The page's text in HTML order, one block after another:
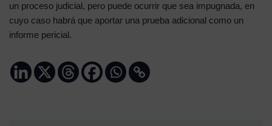
un proceso judicial, pero puede ocurrir que sea impugnada, en
cuyo caso habrá que aportar una prueba adicional como un
informe pericial.